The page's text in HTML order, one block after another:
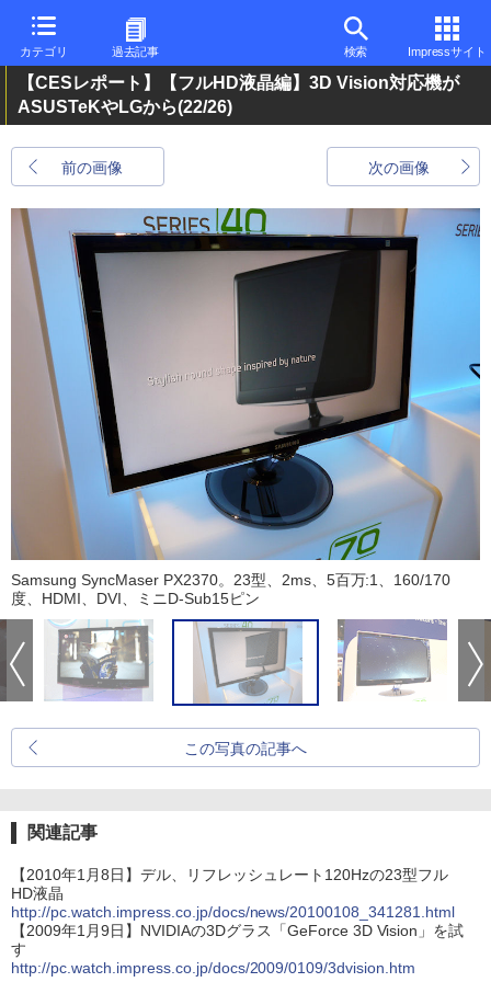
カテゴリ 過去記事 検索 Impressサイト
【CESレポート】【フルHD液晶編】3D Vision対応機が
ASUSTeKやLGから(22/26)
前の画像 次の画像
Samsung SyncMaser PX2370。23型、2ms、5百万:1、160/170
度、HDMI、DVI、ミニD-Sub15ピン
この写真の記事へ
関連記事
【2010年1月8日】デル、リフレッシュレート120Hzの23型フル
HD液晶
http://pc.watch.impress.co.jp/docs/news/20100108_341281.html
【2009年1月9日】NVIDIAの3Dグラス「GeForce 3D Vision」を試
す
http://pc.watch.impress.co.jp/docs/2009/0109/3dvision.htm